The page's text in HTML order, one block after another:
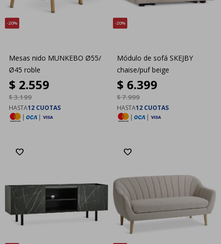
20
Mesas nido MUNKEBO Ø55/
Ø45 roble
$ 2.559
$3.199
HASTA12 CUOTAS
|
|
20
Módulo de sofá SKEJBY
chaise/puf beige
$ 6.399
$7.999
HASTA12 CUOTAS
|
|